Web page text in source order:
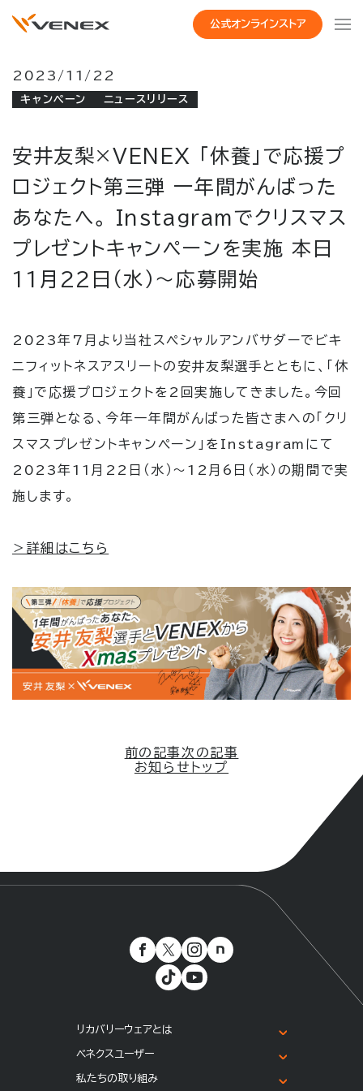
公式オンラインストア
2023/11/22
キャンペーン ニュースリリース
安井友梨×VENEX 「休養」で応援プ
ロジェクト第三弾 一年間がんばった
あなたへ。 Instagramでクリスマス
プレゼントキャンペーンを実施 本日
11月22日（水）～応募開始
2023年 7 月より当社スペシャルアンバサダーでビキ
ニフィットネスアスリートの安井友梨選手とともに、「休
養」で応援プロジェクトを 2 回実施してきました。今回
第三弾となる、今年一年間がんばった皆さまへの「クリ
スマスプレゼントキャンペーン」を Instagram にて
2023年11 月 22 日（水）～ 12 月 6 日（水）の期間で実
施します。
＞詳細はこちら
前の記事次の記事
お知らせトップ
リカバリーウェアとは
ベネクスユーザー
私たちの取り組み